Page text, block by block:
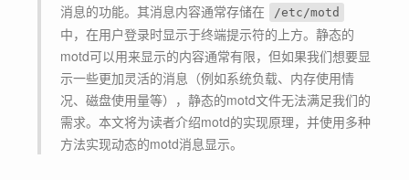
消息的功能。其消息内容通常存储在
/etc/motd
中，在用户登录时显示于终端提示符的上方。静态的
motd可以用来显示的内容通常有限，但如果我们想要显
示一些更加灵活的消息（例如系统负载、内存使用情
况、磁盘使用量等），静态的motd文件无法满足我们的
需求。本文将为读者介绍motd的实现原理，并使用多种
方法实现动态的motd消息显示。